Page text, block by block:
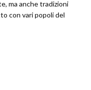
ma anche tradizioni
con vari popoli del